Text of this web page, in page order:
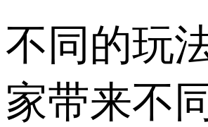
不同的玩
家带来不